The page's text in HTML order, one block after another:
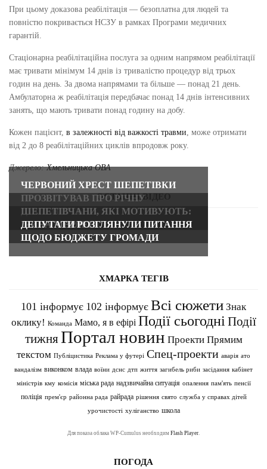
При цьому доказова реабілітація — безоплатна для людей та
повністю покривається НСЗУ в рамках Програми медичних
гарантій.
Стаціонарна реабілітаційна послуга за одним напрямом реабілітації
має тривати мінімум 14 днів із тривалістю процедур від трьох
годин на день. За двома напрямами та більше — понад 21 день.
Амбулаторна ж реабілітація передбачає понад 14 днів інтенсивних
занять, що мають тривати понад годину на добу.
Кожен пацієнт, в залежності від важкості травми, може отримати
від 2 до 8 реабілітаційних циклів впродовж року.
Джерело:Хмельницька ОВА
ОСТАННІ ВІДЕО
ЧЕРВОНИЙ ХРЕСТ ШЕПЕТІВКИ
ПРОЗВІТУВАВ ПРО РІЧНУ
ДІЯЛЬНІСТЬ
ШЕПЕТІВЧАНИ, ЯКІ МОТИВУЮТЬ:
ІРИНА МЕРЛЕНІ
ДЕПУТАТИ РОЗГЛЯНУЛИ ПИТАННЯ
ЩОДО БЮДЖЕТУ ГРОМАДИ
ХМАРКА ТЕГІВ
101 інформує 102 інформує Всі сюжети Знак
оклику! Команда Мамо, я в ефірі Події сьогодні Події
тижня Портал новин Проекти Прямим
текстом Публіцистика Реклама у футері Спец-проекти аварія ато
вандалізм виконком влада воїни дснс дтп життя загибель риби засідання кабінет
міністрів кму комісія міська рада надзвичайна ситуація опалення пам'ять пенсії
поліція прем'єр районна рада райрада рішення свято служба у справах дітей
урочистості хуліганство школа
Для показа облака WP-Cumulus необходим Flash Player.
ПОГОДА